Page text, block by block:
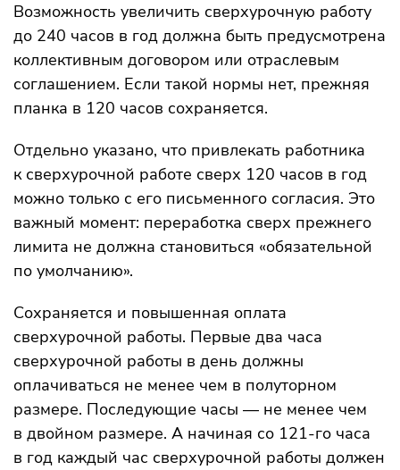
Возможность увеличить сверхурочную работу
до 240 часов в год должна быть предусмотрена
коллективным договором или отраслевым
соглашением. Если такой нормы нет, прежняя
планка в 120 часов сохраняется.
Отдельно указано, что привлекать работника
к сверхурочной работе сверх 120 часов в год
можно только с его письменного согласия. Это
важный момент: переработка сверх прежнего
лимита не должна становиться «обязательной
по умолчанию».
Сохраняется и повышенная оплата
сверхурочной работы. Первые два часа
сверхурочной работы в день должны
оплачиваться не менее чем в полуторном
размере. Последующие часы — не менее чем
в двойном размере. А начиная со 121-го часа
в год каждый час сверхурочной работы должен